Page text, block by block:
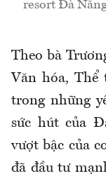
resort Đà
Theo bà
Văn hóa,
trong những
sức hút của
vượt bậc của
đã đầu tư